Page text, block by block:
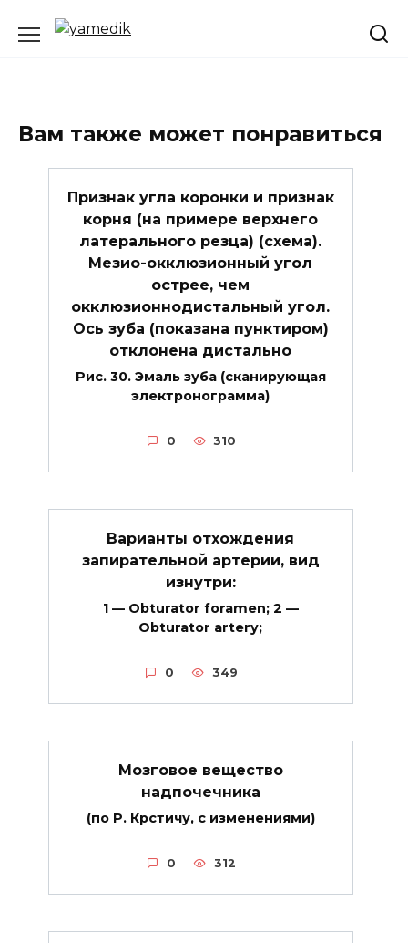
Вам также может понравиться
Признак угла коронки и признак
корня (на примере верхнего
латерального резца) (схема).
Мезио-окклюзионный угол
острее, чем
окклюзионнодистальный угол.
Ось зуба (показана пунктиром)
отклонена дистально
Рис. 30. Эмаль зуба (сканирующая
электронограмма)
0 310
Варианты отхождения
запирательной артерии, вид
изнутри:
1 — Obturator foramen; 2 —
Obturator artery;
0 349
Мозговое вещество
надпочечника
(по Р. Крстичу, с изменениями)
0 312